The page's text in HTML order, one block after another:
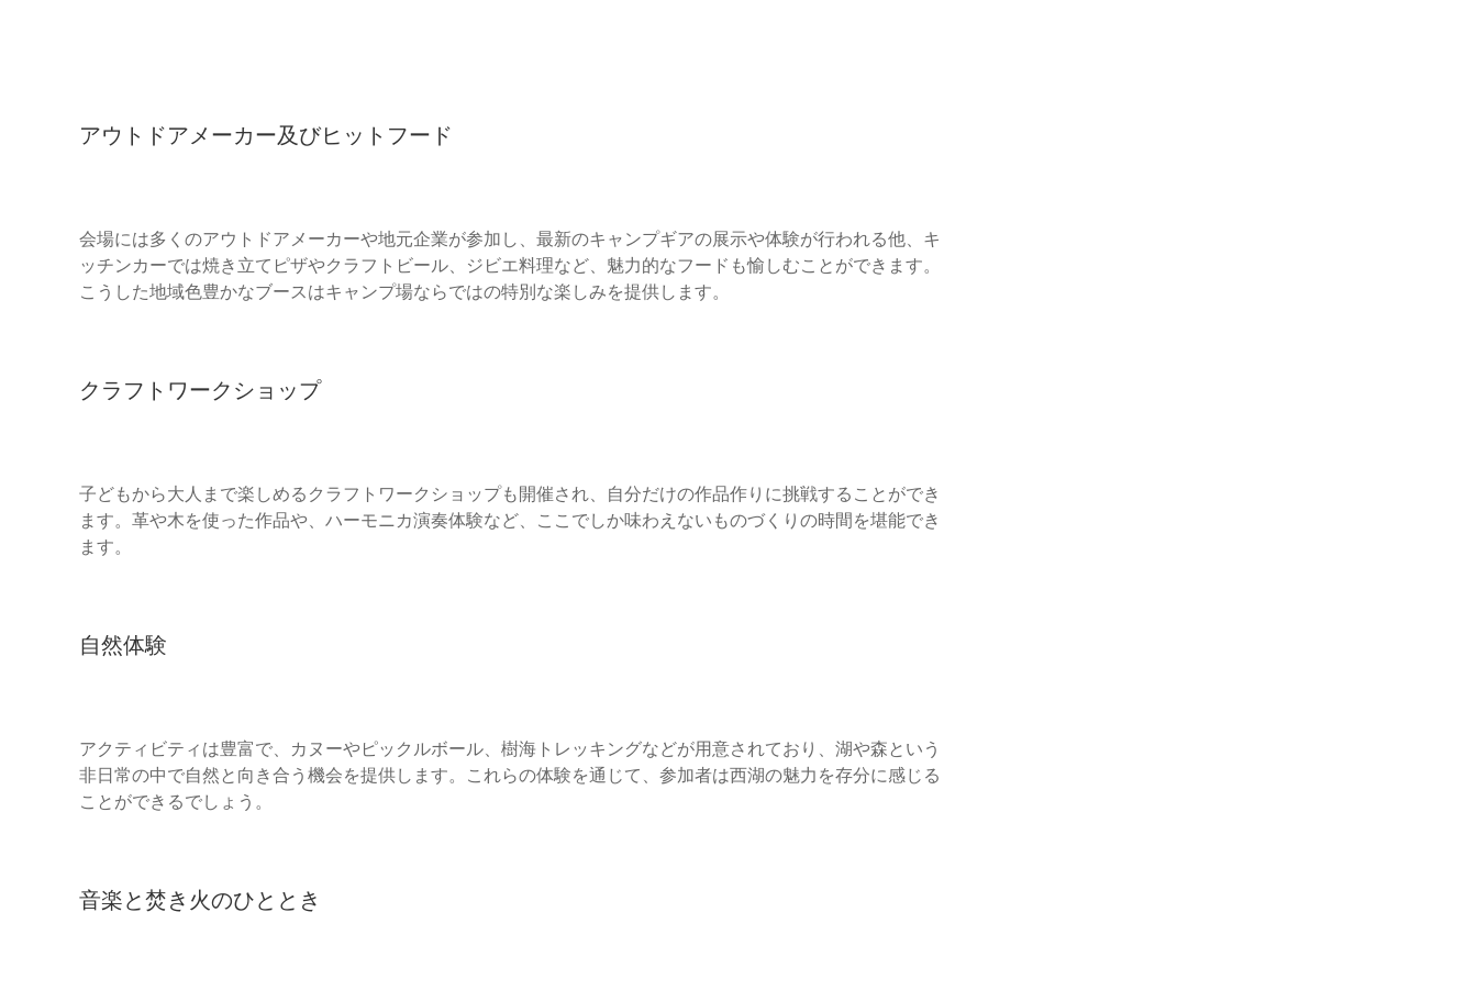
アウトドアメーカー及びヒットフード
会場には多くのアウトドアメーカーや地元企業が参加し、最新のキャンプギアの展示や体験が行われる他、キ
ッチンカーでは焼き立てピザやクラフトビール、ジビエ料理など、魅力的なフードも愉しむことができます。
こうした地域色豊かなブースはキャンプ場ならではの特別な楽しみを提供します。
クラフトワークショップ
子どもから大人まで楽しめるクラフトワークショップも開催され、自分だけの作品作りに挑戦することができ
ます。革や木を使った作品や、ハーモニカ演奏体験など、ここでしか味わえないものづくりの時間を堪能でき
ます。
自然体験
アクティビティは豊富で、カヌーやピックルボール、樹海トレッキングなどが用意されており、湖や森という
非日常の中で自然と向き合う機会を提供します。これらの体験を通じて、参加者は西湖の魅力を存分に感じる
ことができるでしょう。
音楽と焚き火のひととき